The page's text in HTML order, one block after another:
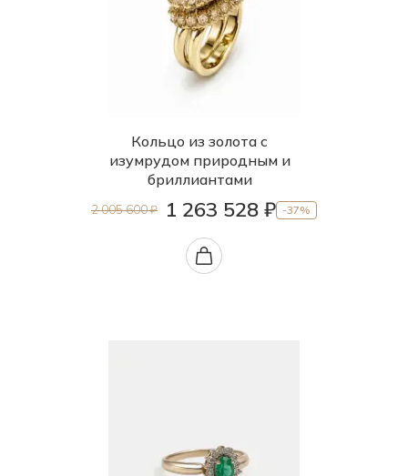
Кольцо из золота с
изумрудом природным и
бриллиантами
2 005 600 ₽ 1 263 528 ₽ -37%